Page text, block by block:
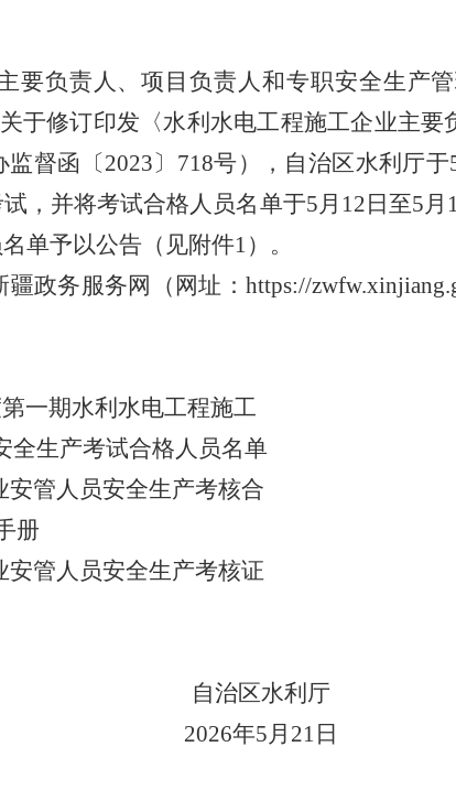
要负责人、项目负责人和专职安全生产
于修订印发 〈水利水电工程施工企业主要
监督函 〔2023〕 718号） ，自治区水利厅于
， 并将考试合格人员名单于5月 12 日至5月
单予以公告 （见附件1）。
疆政务服务网 （网址： https://
一期水利水电工程施工
全生产考试合格人员名单
安管人员安全生产考核合
册
管人员安全生产考核证
自治区水利厅
2026年5月 21 日